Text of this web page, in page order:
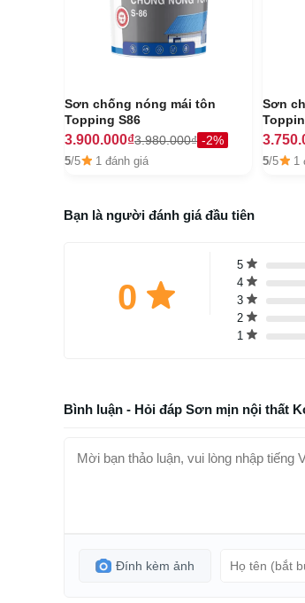
Sơn chống nóng mái tôn
Topping S86
3.900.000₫3.980.000₫ -2%
5/5 1 đánh giá
Sơn
5/5 1
Bạn là người đánh giá đầu tiên
0
5
4
3
2
1
Bình luận - Hỏi đáp Sơn mịn nội thất
Đính kèm ảnh